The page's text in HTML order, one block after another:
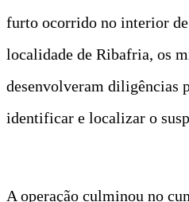
furto ocorrido no interior
localidade de Ribafria, os
desenvolveram diligências
identificar e localizar o
A operação culminou no